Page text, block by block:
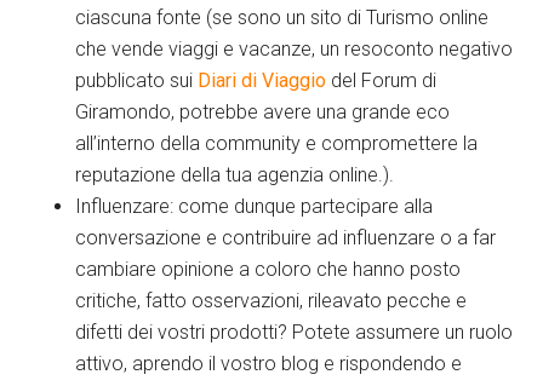
ciascuna fonte (se sono un sito di Turismo online
che vende viaggi e vacanze, un resoconto negativo
pubblicato sui Diari di Viaggio del Forum di
Giramondo, potrebbe avere una grande eco
all’interno della community e compromettere la
reputazione della tua agenzia online.).
Influenzare: come dunque partecipare alla
conversazione e contribuire ad influenzare o a far
cambiare opinione a coloro che hanno posto
critiche, fatto osservazioni, rileavato pecche e
difetti dei vostri prodotti? Potete assumere un ruolo
attivo, aprendo il vostro blog e rispondendo e